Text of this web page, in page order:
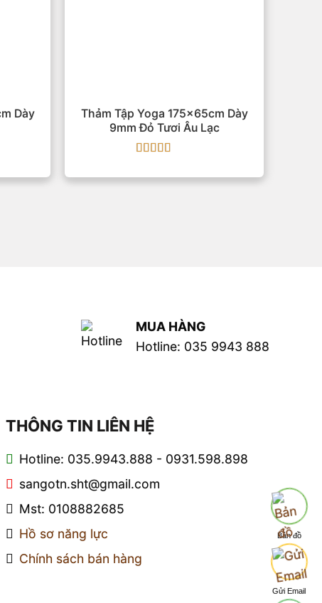
Dày
Thảm Tập Yoga 175x65cm Dày
9mm Đỏ Tươi Âu Lạc
hạng55 sao
MUA HÀNG
Hotline: 035 9943 888
THÔNG TIN LIÊN HỆ
Hotline: 035.9943.888 - 0931.598.898
sangotn.sht@gmail.com
Mst: 0108882685
Hồ sơ năng lực
Chính sách bán hàng
Bản đồ
Gửi Email